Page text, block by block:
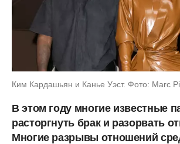
Ким Кардашьян и Канье Уэст. Фото: Marc
В этом году многие известные
расторгнуть брак и разорвать
Многие разрывы отношений